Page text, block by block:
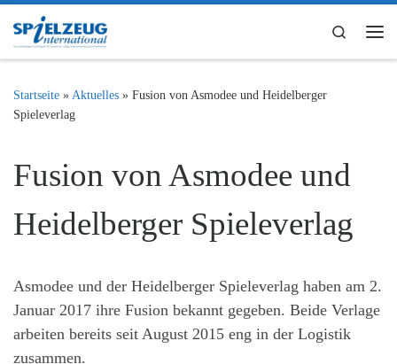
Zum Inhalt springen
Search
Startseite » Aktuelles » Fusion von Asmodee und Heidelberger
Spieleverlag
Fusion von Asmodee und
Heidelberger Spieleverlag
Asmodee und der Heidelberger Spieleverlag haben am 2.
Januar 2017 ihre Fusion bekannt gegeben. Beide Verlage
arbeiten bereits seit August 2015 eng in der Logistik
zusammen.